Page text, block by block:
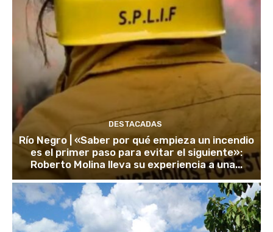
DESTACADAS
Río Negro | «Saber por qué empieza un incendio
es el primer paso para evitar el siguiente»:
Roberto Molina lleva su experiencia a una...